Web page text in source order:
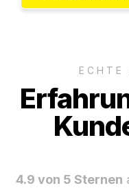
ECHTE
4.9 von 5 Sternen